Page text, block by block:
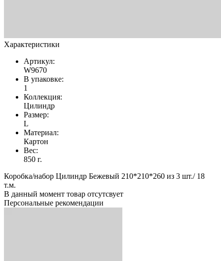
Характеристики
Артикул:
W9670
В упаковке:
1
Коллекция:
Цилиндр
Размер:
L
Материал:
Картон
Вес:
850 г.
Коробка/набор Цилиндр Бежевый 210*210*260 из 3 шт./ 18
т.м.
В данный момент товар отсутсвует
Персональные рекомендации